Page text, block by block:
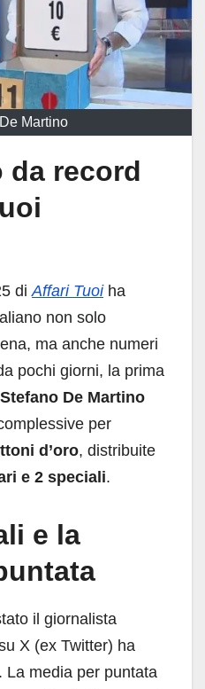
Martino
da record
diAffari Tuoiha
non solo
ma anche numeri
pochi giorni, la prima
Stefano De Martino
per
d’oro, distribuite
e 2 speciali.
e la
il giornalista
X (ex Twitter) ha
La media per puntata